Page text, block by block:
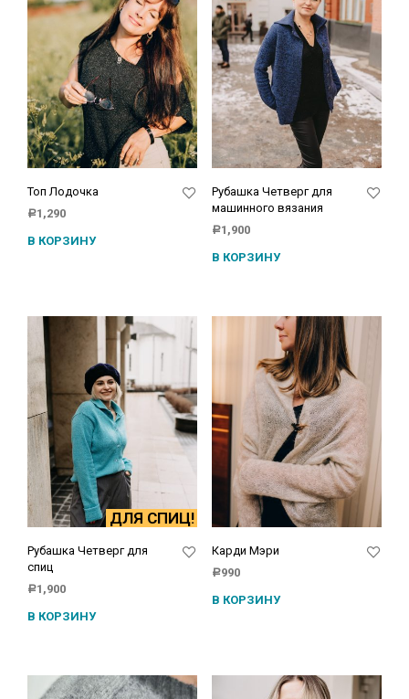
Топ Лодочка
Р1,290
В КОРЗИНУ
Рубашка Четверг для
машинного вязания
Р1,900
В КОРЗИНУ
ДЛЯ СПИЦ!
Рубашка Четверг для
спиц
Р1,900
В КОРЗИНУ
Карди Мэри
Р990
В КОРЗИНУ